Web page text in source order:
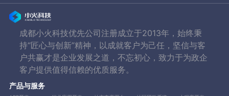
成都小火科技优先公司注册成立于2013年，始终秉
持“匠心与创新”精神，以成就客户为己任，坚信与客
户共赢才是企业发展之道，不忘初心，致力于为政企
客户提供值得信赖的优质服务。
产品与服务